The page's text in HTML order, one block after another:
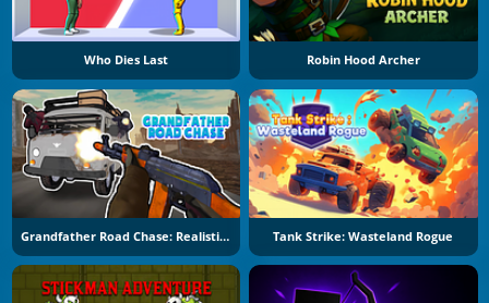
Who Dies Last Robin Hood Archer
Grandfather Road Chase: Realistic Shooter Tank Strike: Wasteland Rogue